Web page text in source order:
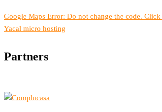
Google Maps Error: Do not change the code.
Yacal micro hosting
Partners